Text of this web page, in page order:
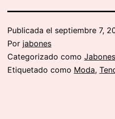
Publicada el septiembre 7,
Por jabones
Categorizado como Jabones
Etiquetado como Moda,